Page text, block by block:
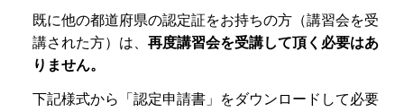
既に他の都道府県の認定証をお持ちの方（講習会を受
講された方）は、 再度講習会を受講して頂く必要はあ
りません。
下記様式から「認定申請書」をダウンロードして必要